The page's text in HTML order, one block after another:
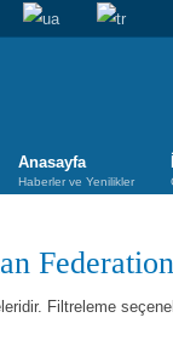
Anasayfa
Haberler ve Yenilikler
Filtreleme